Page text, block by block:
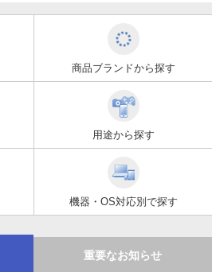
商品ブランドから探す
用途から探す
機器・OS対応別で探す
重要なお知らせ